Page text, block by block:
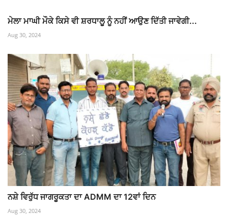
ਮੇਲਾ ਮਾਘੀ ਮੌਕੇ ਕਿਸੇ ਵੀ ਸ਼ਰਧਾਲੂ ਨੂੰ ਨਹੀਂ ਆਉਣ ਦਿੱਤੀ ਜਾਵੇਗੀ...
Aug 30, 2024
ਨਸ਼ੇ ਵਿਰੁੱਧ ਜਾਗਰੂਕਤਾ ਦਾ ADMM ਦਾ 12ਵਾਂ ਦਿਨ
Aug 30, 2024